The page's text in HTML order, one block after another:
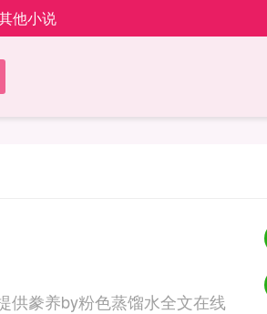
他小说
供豢养by粉色蒸馏水全文在线